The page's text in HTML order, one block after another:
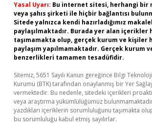
Yasal Uyarı: Bu internet sitesi, herhangi bir
veya şahıs şirketi ile hiçbir bağlantısı
Sitede yalnızca kendi hazırladığımız
paylaşılmaktadır. Burada yer alan içerikler
taşımamakta olup, gerçek kurum ve kişiler
paylaşım yapılmamaktadır. Gerçek kurum
benzerlikleri tamamen tesadüfidir.
Sitemiz, 5651 Sayılı Kanun gereğince Bilgi
Kurumu (BTK) tarafından onaylanmış bir Yer
vermektedir. Bu nedenle, sitedeki içerikleri
veya araştırma yükümlülüğümüz
yazdıkları içeriklerin sorumluluğunu taşımakta
bu sorumluluğu kabul etmiş sayılırlar.